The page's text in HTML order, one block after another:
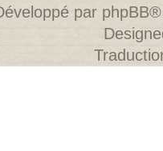
par phpBB®